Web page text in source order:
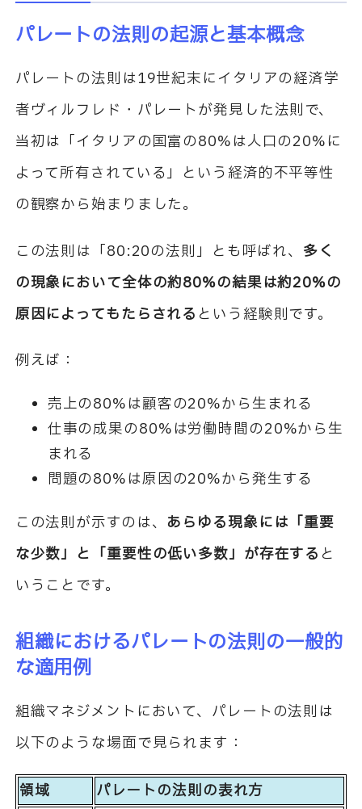
パレートの法則の起源と基本概念
パレートの法則は19世紀末にイタリアの経済学
者ヴィルフレド・パレートが発見した法則で、
当初は「イタリアの国富の80%は人口の20%に
よって所有されている」という経済的不平等性
の観察から始まりました。
この法則は「80:20の法則」とも呼ばれ、 多く
の現象において全体の約80%の結果は約20%の
原因によってもたらされる という経験則です。
例えば：
売上の80%は顧客の20%から生まれる
仕事の成果の80%は労働時間の20%から生
まれる
問題の80%は原因の20%から発生する
この法則が示すのは、 あらゆる現象には「重要
な少数」と「重要性の低い多数」が存在する と
いうことです。
組織におけるパレートの法則の一般的
な適用例
組織マネジメントにおいて、パレートの法則は
以下のような場面で見られます：
領域
パレートの法則の表れ方